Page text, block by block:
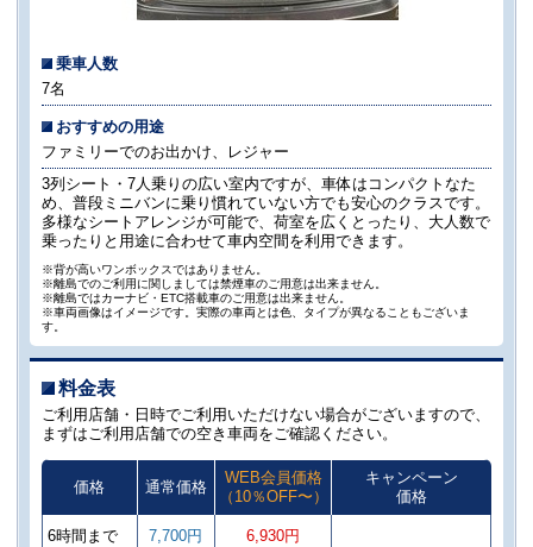
乗車人数
7名
おすすめの用途
ファミリーでのお出かけ、レジャー
3列シート・7人乗りの広い室内ですが、車体はコンパクトなた
め、普段ミニバンに乗り慣れていない方でも安心のクラスです。
多様なシートアレンジが可能で、荷室を広くとったり、大人数で
乗ったりと用途に合わせて車内空間を利用できます。
※背が高いワンボックスではありません。
※離島でのご利用に関しましては禁煙車のご用意は出来ません。
※離島ではカーナビ・ETC搭載車のご用意は出来ません。
※車両画像はイメージです。実際の車両とは色、タイプが異なることもございま
す。
料金表
ご利用店舗・日時でご利用いただけない場合がございますので、
まずはご利用店舗での空き車両をご確認ください。
価格 通常価格
WEB会員価格
（10％OFF〜）
キャンペーン
価格
6時間まで 7,700円 6,930円